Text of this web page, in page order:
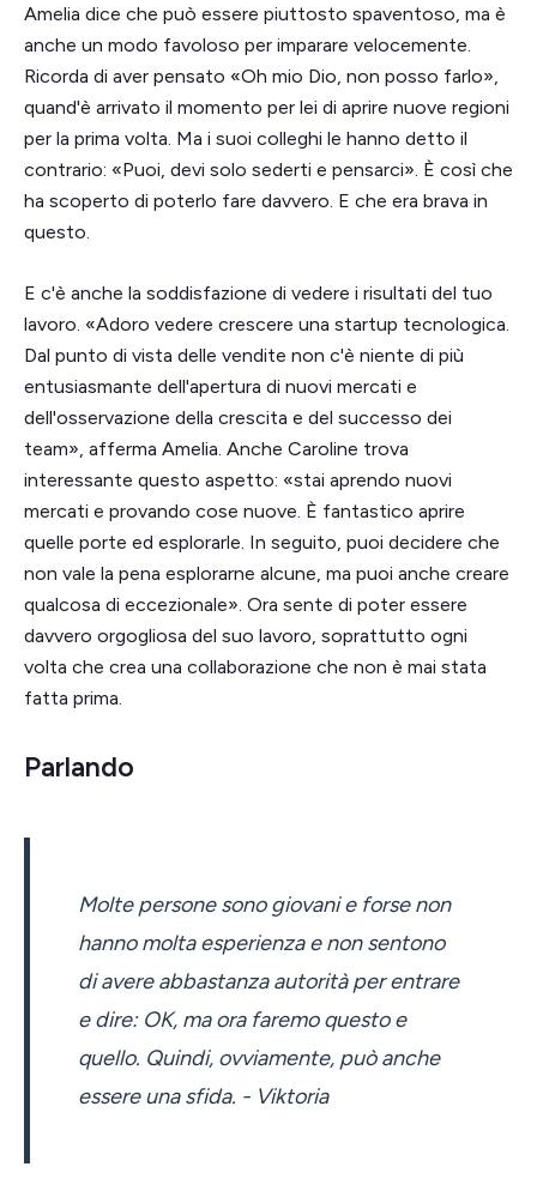
Amelia dice che può essere piuttosto spaventoso, ma è
anche un modo favoloso per imparare velocemente.
Ricorda di aver pensato «Oh mio Dio, non posso farlo»,
quand'è arrivato il momento per lei di aprire nuove regioni
per la prima volta. Ma i suoi colleghi le hanno detto il
contrario: «Puoi, devi solo sederti e pensarci». È così che
ha scoperto di poterlo fare davvero. E che era brava in
questo.
E c'è anche la soddisfazione di vedere i risultati del tuo
lavoro. «Adoro vedere crescere una startup tecnologica.
Dal punto di vista delle vendite non c'è niente di più
entusiasmante dell'apertura di nuovi mercati e
dell'osservazione della crescita e del successo dei
team», afferma Amelia. Anche Caroline trova
interessante questo aspetto: «stai aprendo nuovi
mercati e provando cose nuove. È fantastico aprire
quelle porte ed esplorarle. In seguito, puoi decidere che
non vale la pena esplorarne alcune, ma puoi anche creare
qualcosa di eccezionale». Ora sente di poter essere
davvero orgogliosa del suo lavoro, soprattutto ogni
volta che crea una collaborazione che non è mai stata
fatta prima.
Parlando
Molte persone sono giovani e forse non
hanno molta esperienza e non sentono
di avere abbastanza autorità per entrare
e dire: OK, ma ora faremo questo e
quello. Quindi, ovviamente, può anche
essere una sfida. - Viktoria